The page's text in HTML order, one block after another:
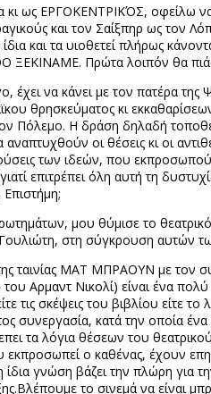
κι ως ΕΡΓΟΚΕΝΤΡΙΚΌΣ, οφείλω
και τον Σαίξπηρ ως τον
και τα υιοθετεί πλήρως
ΞΕΚΙΝΑΜΕ. Πρώτα λοιπόν θα
έχει να κάνει με τον πατέρα της
θρησκεύματος κι
Πόλεμο. Η δράση δηλαδή
αναπτυχθούν οι θέσεις κι οι
των ιδεών, που
επιτρέπει όλη αυτή τη
μου θύμισε το
στη σύγκρουση αυτών
ταινίας ΜΑΤ ΜΠΡΑΟΥΝ με τον
Αρμαντ Νικολί) είναι ένα
τις σκέψεις του βιβλίου
συνεργασία, κατά την οποία
τα λόγια θέσεων του
ο καθένας, έχουν
γνώση βάζει την πλώρη για
το σινεμά να είναι